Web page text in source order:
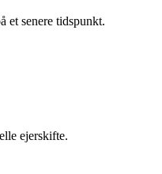
et senere tidspunkt.
ejerskifte.